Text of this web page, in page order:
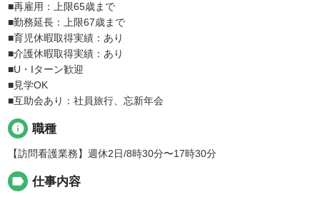
■再雇用：上限65歳まで
■勤務延長：上限67歳まで
■育児休暇取得実績：あり
■介護休暇取得実績：あり
■U・Iターン歓迎
■見学OK
■互助会あり：社員旅行、忘新年会
info 職種
【訪問看護業務】週休2日/8時30分〜17時30分
label 仕事内容